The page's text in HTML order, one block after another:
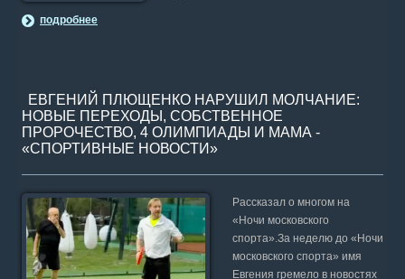
подробнее
ЕВГЕНИЙ ПЛЮЩЕНКО НАРУШИЛ МОЛЧАНИЕ:
НОВЫЕ ПЕРЕХОДЫ, СОБСТВЕННОЕ
ПРОРОЧЕСТВО, 4 ОЛИМПИАДЫ И МАМА -
«СПОРТИВНЫЕ НОВОСТИ»
Рассказал о многом на
«Ночи московского
спорта».За неделю до «Ночи
московского спорта» имя
Евгения гремело в новостях